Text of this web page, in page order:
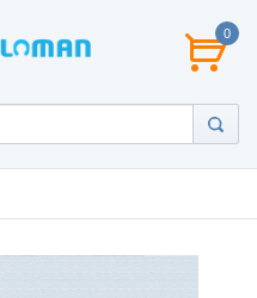
0